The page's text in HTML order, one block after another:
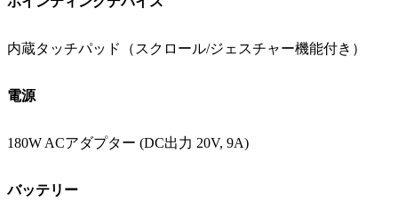
内蔵タッチパッド（スクロール/ジェスチャー機能付き）
電源
180W ACアダプター (DC出力 20V, 9A)
バッテリー